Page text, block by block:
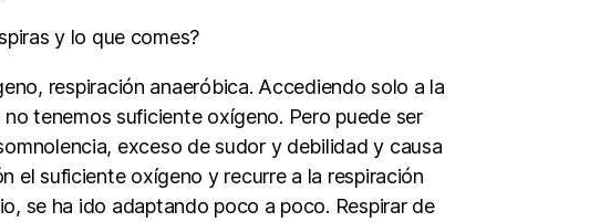
y lo que comes?
respiración anaeróbica. Accediendo solo a la
tenemos suficiente oxígeno. Pero puede ser
exceso de sudor y debilidad y causa
el suficiente oxígeno y recurre a la respiración
se ha ido adaptando poco a poco. Respirar de